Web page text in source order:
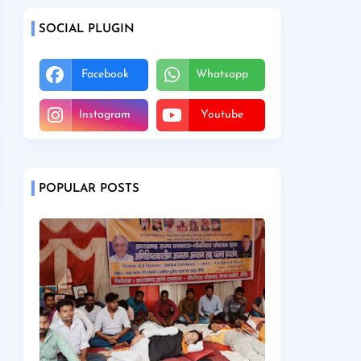
SOCIAL PLUGIN
Facebook Whatsapp
Instagram Youtube
POPULAR POSTS